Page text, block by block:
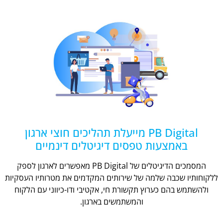
PB Digital מייעלת תהליכים חוצי ארגון
באמצעות טפסים דיגיטלים דינמיים
המסמכים הדיגיטלים של PB Digital מאפשרים לארגון לספק
ללקוחותיו שכבה שלמה של שירותים המקדמים את מטרותיו העסקיות
ולהשתמש בהם כערוץ תקשורת חי, אקטיבי ודו-כיווני עם הלקוח
והמשתמשים בארגון.